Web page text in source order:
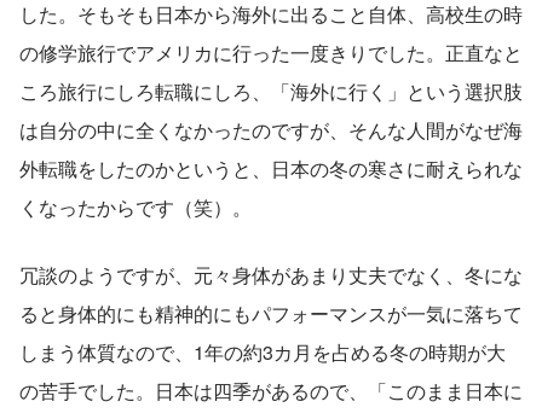
した。そもそも日本から海外に出ること自体、高校生の時
の修学旅行でアメリカに行った一度きりでした。正直なと
ころ旅行にしろ転職にしろ、「海外に行く」という選択肢
は自分の中に全くなかったのですが、そんな人間がなぜ海
外転職をしたのかというと、日本の冬の寒さに耐えられな
くなったからです（笑）。
冗談のようですが、元々身体があまり丈夫でなく、冬にな
ると身体的にも精神的にもパフォーマンスが一気に落ちて
しまう体質なので、1年の約3カ月を占める冬の時期が大
の苦手でした。日本は四季があるので、「このまま日本に